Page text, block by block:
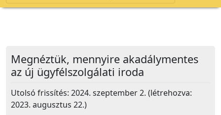
Megnéztük, mennyire akadálymentes
az új ügyfélszolgálati iroda
Utolsó frissítés: 2024. szeptember 2. (létrehozva:
2023. augusztus 22.)